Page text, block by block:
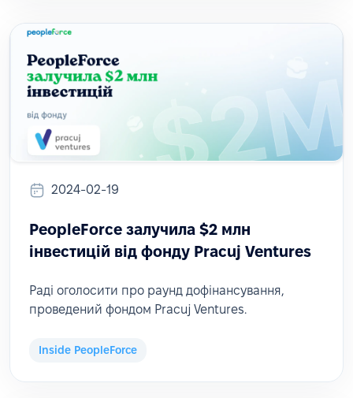
2024-02-19
PeopleForce залучила $2 млн
інвестицій від фонду Pracuj Ventures
Раді оголосити про раунд дофінансування,
проведений фондом Pracuj Ventures.
Inside PeopleForce